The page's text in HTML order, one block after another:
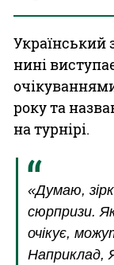
Український
нині
року та
на турнірі.
«Думаю,
сюрпризи.
очікує,
Наприклад,